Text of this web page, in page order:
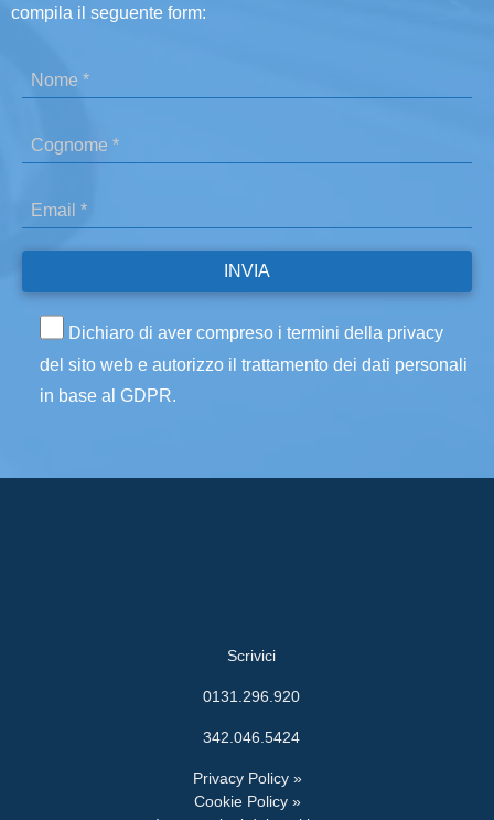
compila il seguente form:
Dichiaro di aver compreso i termini della privacy
del sito web e autorizzo il trattamento dei dati personali
in base al GDPR.
Scrivici
0131.296.920
342.046.5424
Privacy Policy »
Cookie Policy »